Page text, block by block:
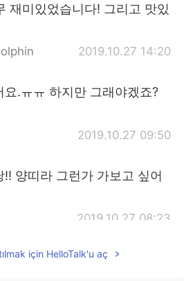
재미있었습니다! 그리고 맛있
2019.10.27 14:20
요.ㅠㅠ 하지만 그래야겠죠?
2019.10.27 09:50
!! 양띠라 그런가 가보고 싶어
2019.10.27 08:23
için HelloTalk'u aç